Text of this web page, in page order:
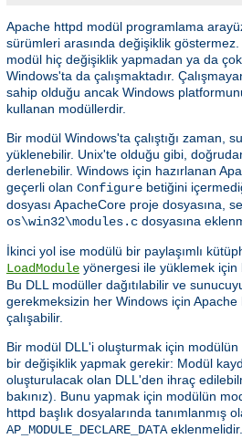
Apache httpd modül programlama
sürümleri arasında değişiklik
modül hiç değişiklik yapmadan ya da
Windows'ta da çalışmaktadır.
sahip olduğu ancak Windows
kullanan modüllerdir.
Bir modül Windows'ta çalıştığı zaman,
yüklenebilir. Unix'te olduğu gibi,
derlenebilir. Windows için hazırlanan
geçerli olan Configure betiğini
dosyası ApacheCore proje dosyasına,
os\win32\modules.c dosyasına
İkinci yol ise modülü bir paylaşımlı
LoadModule yönergesi ile yüklemek
Bu DLL modüller dağıtılabilir ve
gerekmeksizin her Windows için
çalışabilir.
Bir modül DLL'i oluşturmak için
bir değişiklik yapmak gerekir: Modül
oluşturulacak olan DLL'den ihraç
bakınız). Bunu yapmak için modülün
httpd başlık dosyalarında tanımlanmış
AP_MODULE_DECLARE_DATA